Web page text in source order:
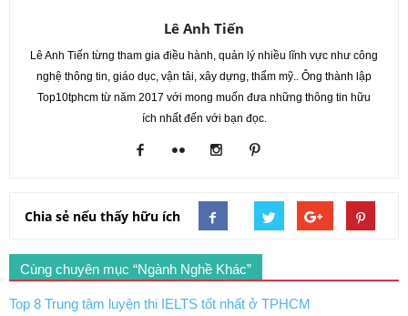
Lê Anh Tiến
Lê Anh Tiến từng tham gia điều hành, quản lý nhiều lĩnh vực như công
nghệ thông tin, giáo dục, vận tải, xây dựng, thẩm mỹ.. Ông thành lập
Top10tphcm từ năm 2017 với mong muốn đưa những thông tin hữu
ích nhất đến với bạn đọc.
Chia sẻ nếu thấy hữu ích
Cùng chuyên mục “Ngành Nghề Khác”
Top 8 Trung tâm luyện thi IELTS tốt nhất ở TPHCM